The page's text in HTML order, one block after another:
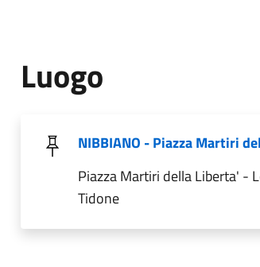
Luogo
NIBBIANO - Piazza Martiri
Piazza Martiri della Liberta' -
Tidone